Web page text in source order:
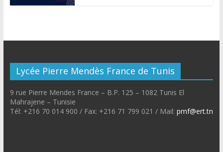
Lycée Pierre Mendès France de Tunis
9 rue Pierre Mendes France – B.P. 125 – 1082 Tunis El
Mahrajene – Tunisie
Tél: +216 70 014 900 / Fax: +216 71 799 021 / Mail: pmf@ert.tn